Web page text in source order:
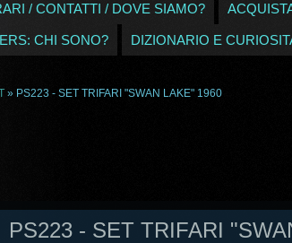
/ CONTATTI / DOVE SIAMO?
CHI SONO? DIZIONARIO E
» PS223 - SET TRIFARI "SWAN LAKE" 1960
PS223 - SET TRIFARI